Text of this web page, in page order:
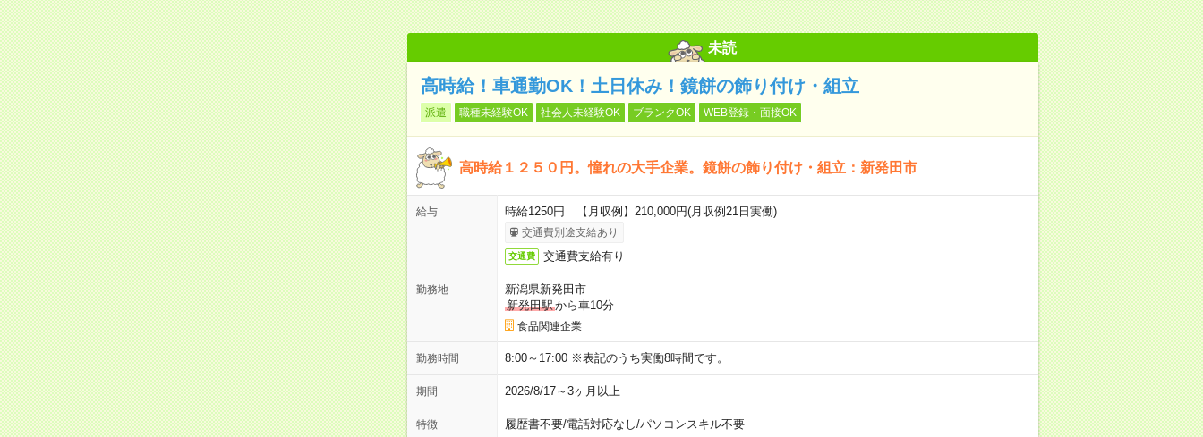
未読
高時給！車通勤OK！土日休み！鏡餅の飾り付け・組立
派遣 職種未経験OK 社会人未経験OK ブランクOK WEB登録・面接OK
高時給１２５０円。憧れの大手企業。鏡餅の飾り付け・組立：新発田市
給与 時給1250円 【月収例】210,000円(月収例21日実働)
交通費別途支給あり
交通費 交通費支給有り
勤務地
新潟県新発田市
新発田駅から車10分
食品関連企業
勤務時間 8:00～17:00 ※表記のうち実働8時間です。
期間 2026/8/17～3ヶ月以上
特徴 履歴書不要/電話対応なし/パソコンスキル不要